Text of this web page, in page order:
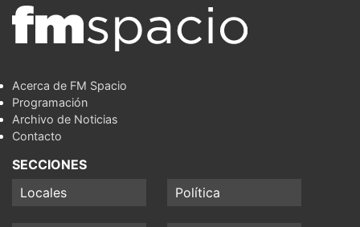
Acerca de FM Spacio
Programación
Archivo de Noticias
Contacto
SECCIONES
Locales
Política